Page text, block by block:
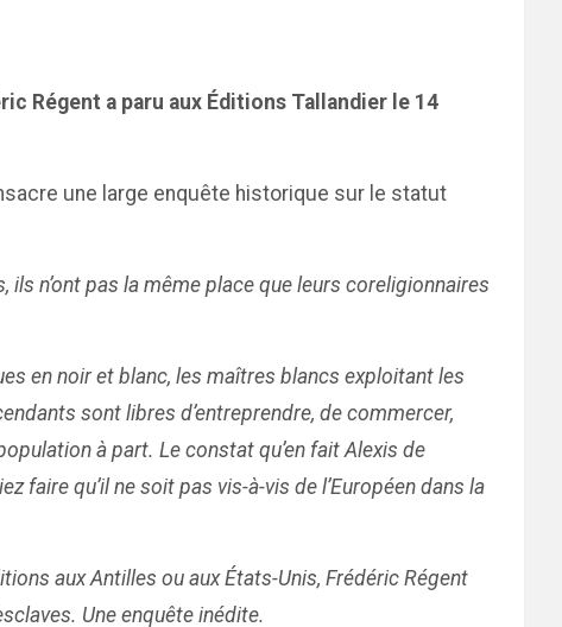
Régent a paru aux Éditions Tallandier le 14
une large enquête historique sur le statut
n’ont pas la même place que leurs coreligionnaires
en noir et blanc, les maîtres blancs exploitant les
sont libres d’entreprendre, de commercer,
à part. Le constat qu’en fait Alexis de
faire qu’il ne soit pas vis-à-vis de l’Européen dans la
aux Antilles ou aux États-Unis, Frédéric Régent
Une enquête inédite.